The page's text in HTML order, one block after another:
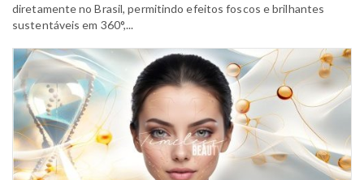
diretamente no Brasil, permitindo efeitos foscos e brilhantes
sustentáveis em 360°,...